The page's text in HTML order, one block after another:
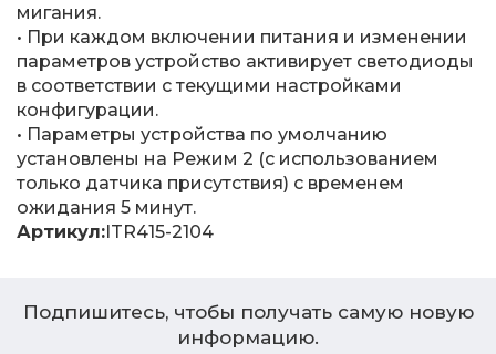
мигания.
• При каждом включении питания и изменении
параметров устройство активирует светодиоды
в соответствии с текущими настройками
конфигурации.
• Параметры устройства по умолчанию
установлены на Режим 2 (с использованием
только датчика присутствия) с временем
ожидания 5 минут.
Артикул:ITR415-2104
Подпишитесь, чтобы получать самую новую
информацию.